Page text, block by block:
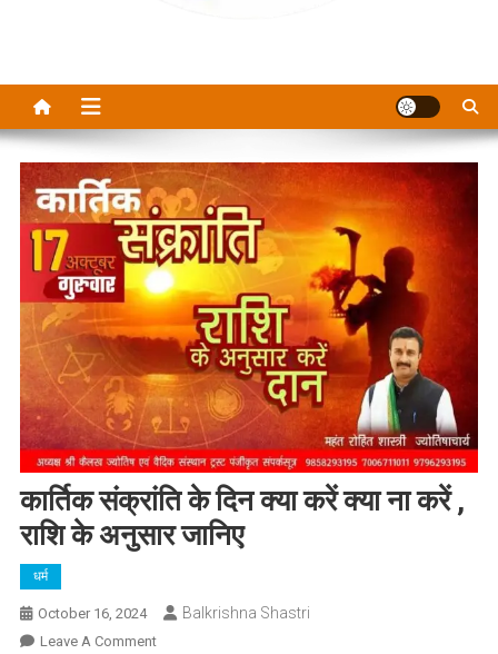
कार्तिक संक्रांति के दिन क्या करें क्या ना करें ,
राशि के अनुसार जानिए
धर्म
October 16, 2024 Balkrishna Shastri
Leave A CommentOn